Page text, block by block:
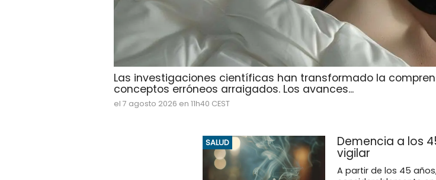
Las investigaciones científicas han transformado la
conceptos erróneos arraigados. Los avances...
el 7 agosto 2026 en 11h40 CEST
SALUD Demencia a los
vigilar
A partir de los 45